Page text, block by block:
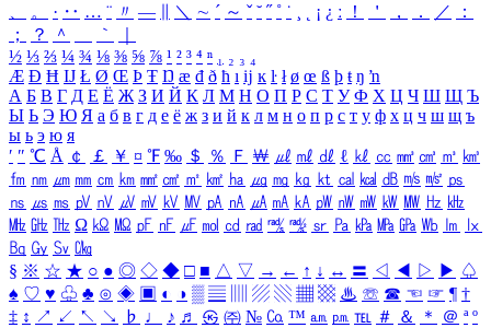
、
。 · ‥ … ¨ 〃 ― ＼ ∼ ´ ～ ˇ ˘ ˝ ˚ ˙ ¸ ¡ ¿ ː ！ ＇ ， ． ／
：
；
？ ＾ ｀
½ ⅓ ⅔ ¼ ¾ ⅛ ⅜ ⅝ ⅞ ¹ ² ³ ⁴ ⁿ ₁ ₂ ₃ ₄
Æ Ð Ħ Ĳ Ł Ø Œ Þ Ŧ Ŋ æ đ ð ħ ı ĳ ĸ ŀ ł ø œ ß þ ŧ ŋ ŉ
А Б В Г Д Е Ё Ж З И Й К Л М Н О П Р С Т У Ф Х Ц Ч Ш Щ Ъ
Ы Ь Э Ю Я а б в г д е ё ж з и й к л м н о п р с т у ф х ц ч ш щ ъ
ы ь э ю я
′ ″ ℃ Å ￠ ￡ ￥ ¤ ℉ ‰ ＄ ％ Ｆ ￦ ㎕ ㎖ ㎗ ℓ ㎘ ㏄ ㎣ ㎤ ㎥ ㎦
㎙ ㎚ ㎛ ㎜ ㎝ ㎞ ㎟ ㎠ ㎡ ㎢ ㏊ ㎍ ㎎ ㎏ ㏏ ㎈ ㎉ ㏈ ㎧ ㎨ ㎰
㎱ ㎲ ㎳ ㎴ ㎵ ㎶ ㎷ ㎸ ㎹ ㎀ ㎁ ㎂ ㎃ ㎄ ㎺ ㎻ ㎽ ㎾ ㎿ ㎐ ㎑
㎒ ㎓ ㎔ Ω ㏀ ㏁ ㎊ ㎋ ㎌ ㏖ ㏅ ㎭ ㎮ ㎯ ㏛ ㎩ ㎪ ㎫ ㎬ ㏝ ㏐
㏓
㏃ ㏉ ㏜ ㏆
§ ※ ☆ ★ ○ ● ◎ ◇ ◆ □ ■ △ ▽ → ← ↑ ↓ ↔ 〓 ◁ ◀ ▷ ▶ ♤
♠ ♡ ♥ ♧ ♣ ⊙ ◈ ▣ ◐ ◑ ▒ ▤ ▨ ▧ ▦ ▩ ♨ ☏ ☎ ☜ ☞ ¶ †
‡ ↕ ↗ ↙ ↖ ↘ ♭ ♩ ♪ ♬ ㉿ ㈜ № ㏇ ™ ㏂ ㏘ ℡ ＃ ＆ ＊ ＠ ª º